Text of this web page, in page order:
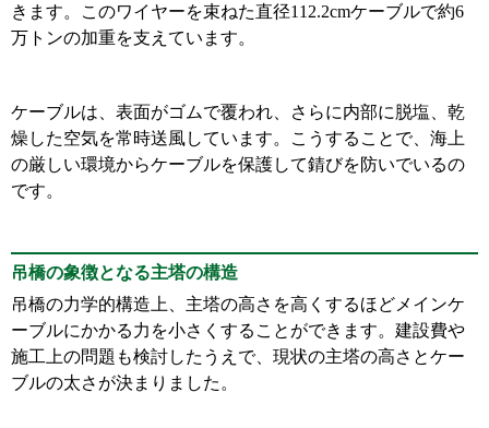
きます。このワイヤーを束ねた直径112.2cmケーブルで約6
万トンの加重を支えています。
ケーブルは、表面がゴムで覆われ、さらに内部に脱塩、乾
燥した空気を常時送風しています。こうすることで、海上
の厳しい環境からケーブルを保護して錆びを防いでいるの
です。
吊橋の象徴となる主塔の構造
吊橋の力学的構造上、主塔の高さを高くするほどメインケ
ーブルにかかる力を小さくすることができます。建設費や
施工上の問題も検討したうえで、現状の主塔の高さとケー
ブルの太さが決まりました。